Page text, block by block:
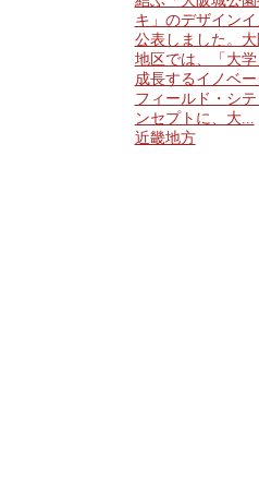
キ」のデザイン
公表しました。
地区では、「大
成長するイノベー
フィールド・シ
ンセプトに、大...
近畿地方